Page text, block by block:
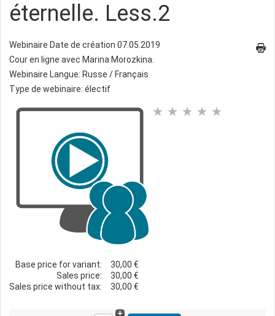
éternelle. Less.2
Webinaire Date de création 07.05.2019
Cour en ligne avec Marina Morozkina.
Webinaire Langue: Russe / Français
Type de webinaire: électif
Base price for variant:
30,00 €
Sales price:
30,00 €
Sales price without tax:
30,00 €